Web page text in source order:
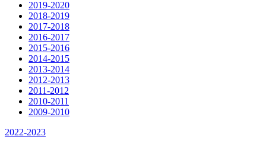
2019-2020
2018-2019
2017-2018
2016-2017
2015-2016
2014-2015
2013-2014
2012-2013
2011-2012
2010-2011
2009-2010
2022-2023